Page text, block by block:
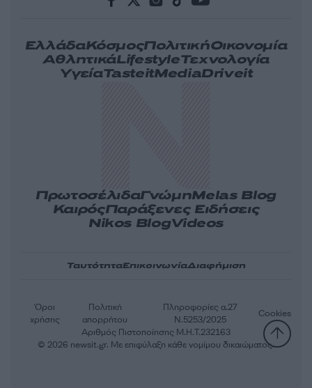
ΕλλάδαΚόσμοςΠολιτικήΟικονομία
ΑθλητικάLifestyleΤεχνολογία
ΥγείαTasteitMediaDriveit
ΠρωτοσέλιδαΓνώμηMelas Blog
ΚαιρόςΠαράξενες Ειδήσεις
Nikos BlogVideos
ΤαυτότηταΕπικοινωνίαΔιαφήμιση
Αριθμός Πιστοποίησης Μ.Η.Τ.232163
Όροι
χρήσης
Πολιτική
απορρήτου
Πληροφορίες α.27
Ν.5253/2025
Cookies
© 2026 newsit.gr. Με επιφύλαξη κάθε νομίμου δικαιώματος.